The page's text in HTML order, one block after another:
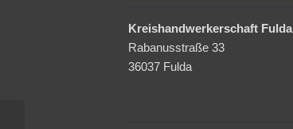
Kreishandwerkerschaft Fulda
Rabanusstraße 33
36037 Fulda